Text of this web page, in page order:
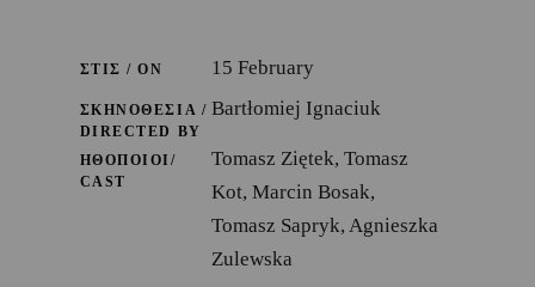
ΣΤΙΣ / ON 15 February
ΣΚΗΝΟΘΕΣΙΑ /
DIRECTED BY
Bartłomiej Ignaciuk
ΗΘΟΠΟΙΟΙ/
CAST
Tomasz Ziętek, Tomasz
Kot, Marcin Bosak,
Tomasz Sapryk, Agnieszka
Zulewska